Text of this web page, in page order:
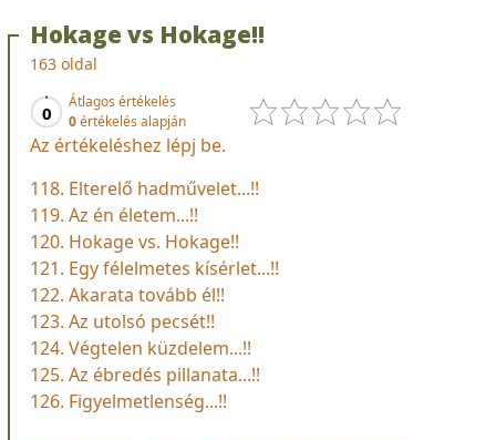
Hokage vs Hokage!!
163 oldal
0
Átlagos értékelés
0értékelés alapján
Az értékeléshez lépj be.
118. Elterelő hadművelet...!!
119. Az én életem...!!
120. Hokage vs. Hokage!!
121. Egy félelmetes kísérlet...!!
122. Akarata tovább él!!
123. Az utolsó pecsét!!
124. Végtelen küzdelem...!!
125. Az ébredés pillanata...!!
126. Figyelmetlenség...!!